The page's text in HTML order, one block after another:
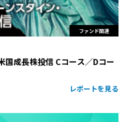
ファンド関連
国成長株投信 Cコース／Dコー
レポートを見る